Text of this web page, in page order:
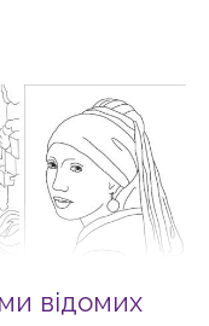
відомих